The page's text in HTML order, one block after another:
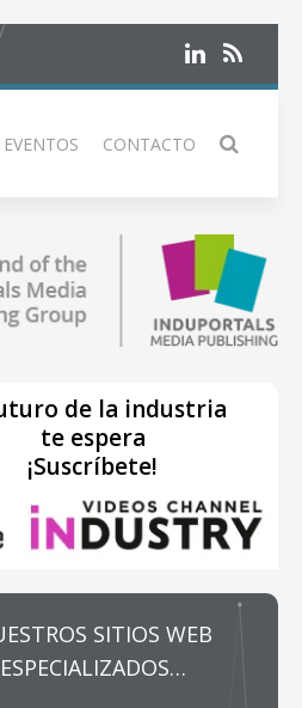
EVENTOS CONTACTO
de la industria
te espera
¡Suscríbete!
SITIOS WEB
ESPECIALIZADOS…